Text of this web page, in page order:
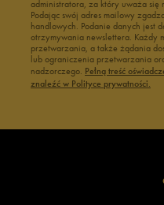
administratora, za który uważa się
Podając swój adres mailowy
handlowych. Podanie danych jest
otrzymywania newslettera. Każdy
przetwarzania, a także żądania
lub ograniczenia przetwarzania
nadzorczego. Pełną treść
znaleźć w Polityce prywatności.